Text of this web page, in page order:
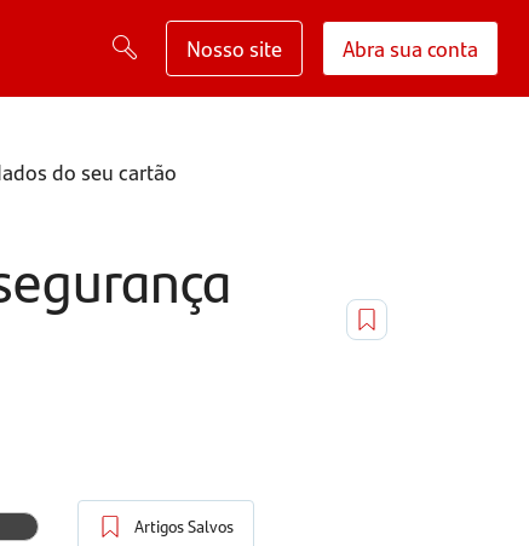
Nosso site Abra sua conta
do seu cartão
Artigos Salvos